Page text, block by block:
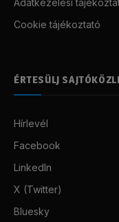
Adatkezelési
Cookie tájékoztató
ÉRTESÜLJ
Hírlevél
Facebook
LinkedIn
X (Twitter)
Bluesky